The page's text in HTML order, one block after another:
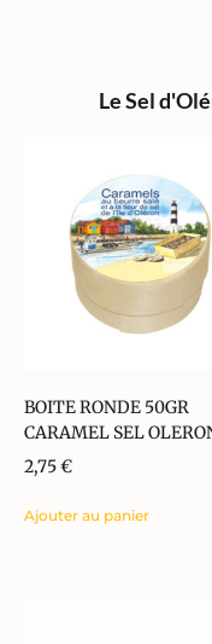
Le Sel
BOITE RONDE 50GR
CARAMEL SEL
2,75€
Ajouter au panier